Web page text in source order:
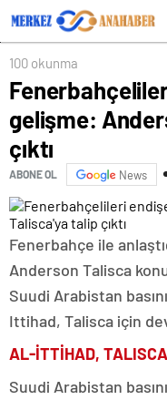
100 okunma
gelişme:
çıktı
ABONE OL News
Fenerbahçe ile
Anderson Talisca
Suudi Arabistan
Ittihad, Talisca için
AL-İTTİHAD,
Suudi Arabistan